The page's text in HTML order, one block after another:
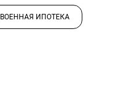
ВОЕННАЯ ИПОТЕКА